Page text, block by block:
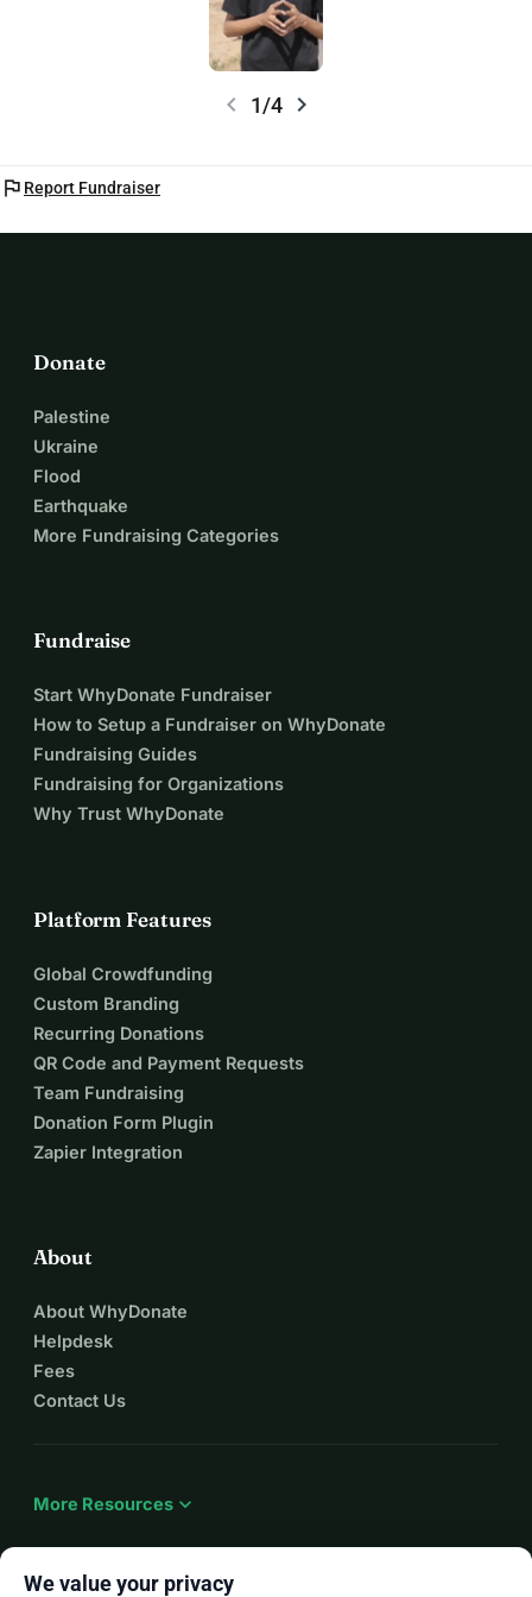
chevron_left 1/4 chevron_right
flag Report Fundraiser
Donate
Palestine
Ukraine
Flood
Earthquake
More Fundraising Categories
Fundraise
Start WhyDonate Fundraiser
How to Setup a Fundraiser on WhyDonate
Fundraising Guides
Fundraising for Organizations
Why Trust WhyDonate
Platform Features
Global Crowdfunding
Custom Branding
Recurring Donations
QR Code and Payment Requests
Team Fundraising
Donation Form Plugin
Zapier Integration
About
About WhyDonate
Helpdesk
Fees
Contact Us
More Resources expand_more
We value your privacy